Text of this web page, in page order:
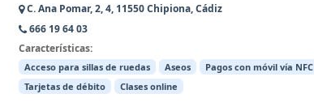
C. Ana Pomar, 2, 4, 11550 Chipiona, Cádiz
666 19 64 03
Características:
Acceso para sillas de ruedas Aseos Pagos con móvil vía NFC
Tarjetas de débito
Clases online